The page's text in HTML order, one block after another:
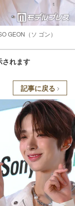
GEON（ソ ゴン）
されます
記事に戻る